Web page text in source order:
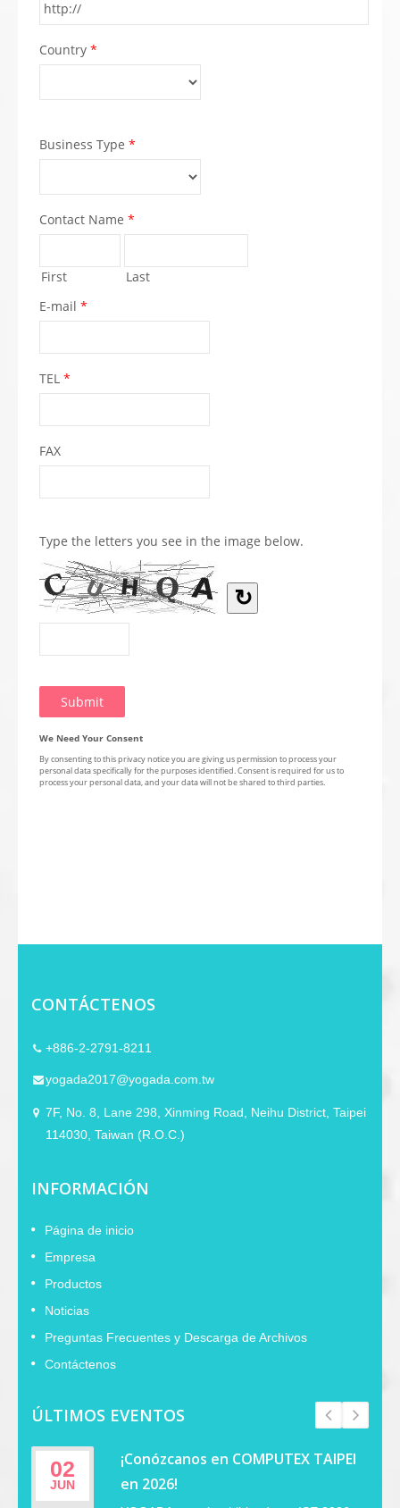
CONTÁCTENOS
+886-2-2791-8211
yogada2017@yogada.com.tw
7F, No. 8, Lane 298, Xinming Road, Neihu District, Taipei
114030, Taiwan (R.O.C.)
INFORMACIÓN
Página de inicio
Empresa
Productos
Noticias
Preguntas Frecuentes y Descarga de Archivos
Contáctenos
ÚLTIMOS EVENTOS
02
JUN
¡Conózcanos en COMPUTEX TAIPEI
en 2026!